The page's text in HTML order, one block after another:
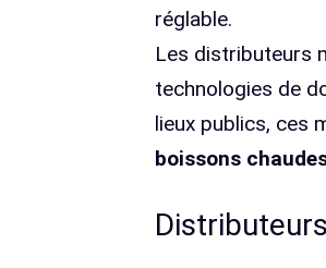
réglable.
Les distributeurs
technologies de
lieux publics, ces
boissons